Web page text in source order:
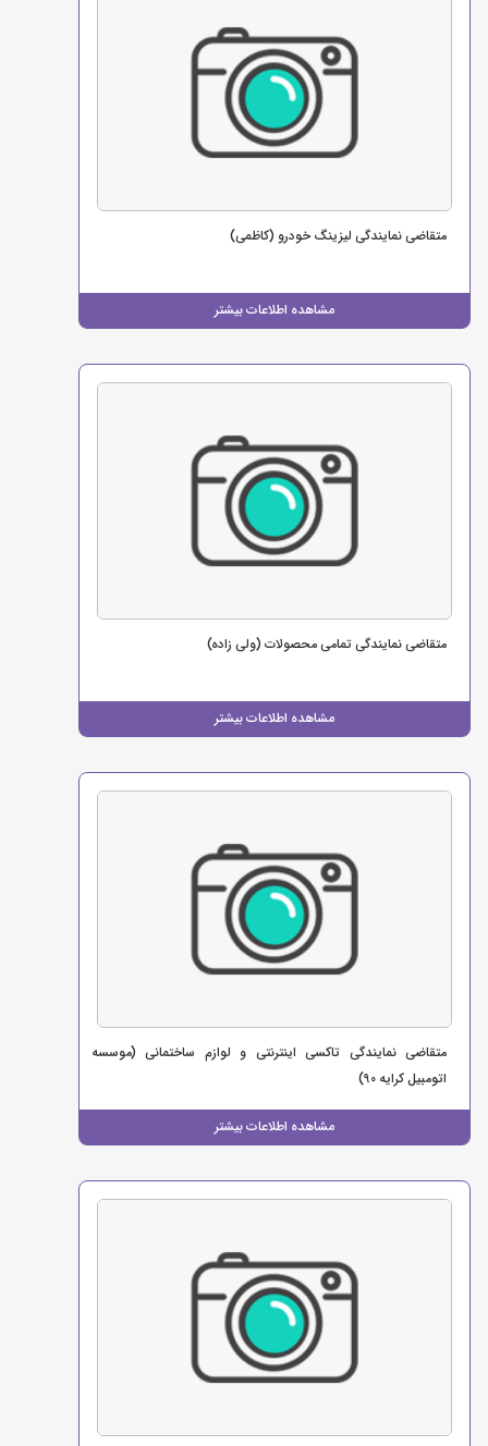
مشاهده اطلاعات بیشتر
متقاضی نمایندگی لیزینگ خودرو (کاظمی)
مشاهده اطلاعات بیشتر
متقاضی نمایندگی تمامی محصولات (ولی زاده)
مشاهده اطلاعات بیشتر
متقاضی نمایندگی تاکسی اینترنتی و لوازم ساختمانی (موسسه
اتومبیل کرایه 90)